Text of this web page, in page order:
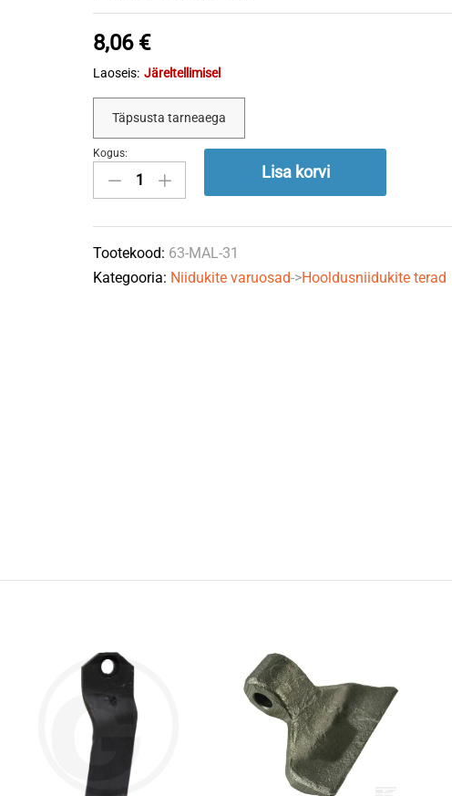
8,06 €
Laoseis: Järeltellimisel
Täpsusta tarneaega
Y-
tera
quantity
Kogus:
Lisa korvi
Tootekood: 63-MAL-31
Kategooria: Niidukite varuosad->Hooldusniidukite terad